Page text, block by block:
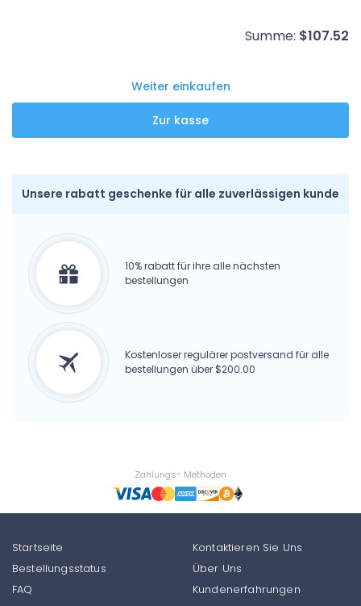
Summe: $107.52
Weiter einkaufen
Unsere rabatt geschenke für alle zuverlässigen kunde
10% rabatt für ihre alle nächsten
bestellungen
Kostenloser regulärer postversand für alle
bestellungen über $200.00
Zahlungs- Methoden
Startseite
Bestellungsstatus
FAQ
Kontaktieren Sie Uns
Über Uns
Kundenerfahrungen